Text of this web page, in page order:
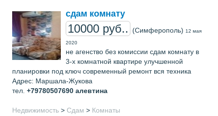
сдам комнату
10000 руб.. (Симферополь) 12 мая
2020
не агенство без комиссии сдам комнату в
3-х комнатной квартире улучшенной
планировки под ключ современный ремонт вся техника
Адрес: Маршала-Жукова
тел. +79780507690 алевтина
Недвижимость > Сдам > Комнаты